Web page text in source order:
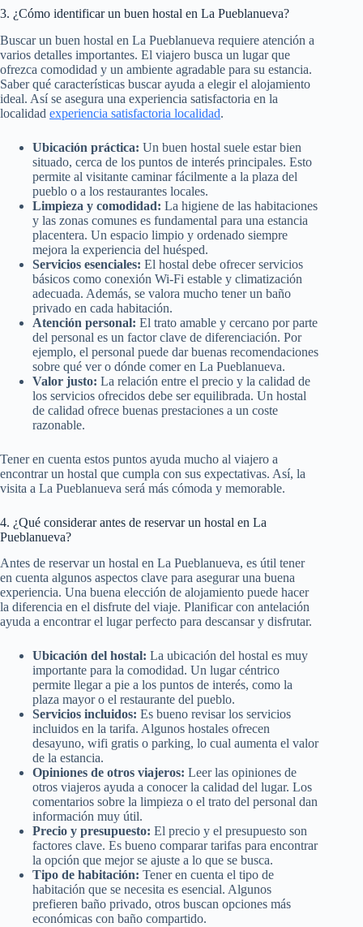
3. ¿Cómo identificar un buen hostal en La Pueblanueva?
Buscar un buen hostal en La Pueblanueva requiere atención a
varios detalles importantes. El viajero busca un lugar que
ofrezca comodidad y un ambiente agradable para su estancia.
Saber qué características buscar ayuda a elegir el alojamiento
ideal. Así se asegura una experiencia satisfactoria en la
localidad experiencia satisfactoria localidad.
Ubicación práctica: Un buen hostal suele estar bien
situado, cerca de los puntos de interés principales. Esto
permite al visitante caminar fácilmente a la plaza del
pueblo o a los restaurantes locales.
Limpieza y comodidad: La higiene de las habitaciones
y las zonas comunes es fundamental para una estancia
placentera. Un espacio limpio y ordenado siempre
mejora la experiencia del huésped.
Servicios esenciales: El hostal debe ofrecer servicios
básicos como conexión Wi-Fi estable y climatización
adecuada. Además, se valora mucho tener un baño
privado en cada habitación.
Atención personal: El trato amable y cercano por parte
del personal es un factor clave de diferenciación. Por
ejemplo, el personal puede dar buenas recomendaciones
sobre qué ver o dónde comer en La Pueblanueva.
Valor justo: La relación entre el precio y la calidad de
los servicios ofrecidos debe ser equilibrada. Un hostal
de calidad ofrece buenas prestaciones a un coste
razonable.
Tener en cuenta estos puntos ayuda mucho al viajero a
encontrar un hostal que cumpla con sus expectativas. Así, la
visita a La Pueblanueva será más cómoda y memorable.
4. ¿Qué considerar antes de reservar un hostal en La
Pueblanueva?
Antes de reservar un hostal en La Pueblanueva, es útil tener
en cuenta algunos aspectos clave para asegurar una buena
experiencia. Una buena elección de alojamiento puede hacer
la diferencia en el disfrute del viaje. Planificar con antelación
ayuda a encontrar el lugar perfecto para descansar y disfrutar.
Ubicación del hostal: La ubicación del hostal es muy
importante para la comodidad. Un lugar céntrico
permite llegar a pie a los puntos de interés, como la
plaza mayor o el restaurante del pueblo.
Servicios incluidos: Es bueno revisar los servicios
incluidos en la tarifa. Algunos hostales ofrecen
desayuno, wifi gratis o parking, lo cual aumenta el valor
de la estancia.
Opiniones de otros viajeros: Leer las opiniones de
otros viajeros ayuda a conocer la calidad del lugar. Los
comentarios sobre la limpieza o el trato del personal dan
información muy útil.
Precio y presupuesto: El precio y el presupuesto son
factores clave. Es bueno comparar tarifas para encontrar
la opción que mejor se ajuste a lo que se busca.
Tipo de habitación: Tener en cuenta el tipo de
habitación que se necesita es esencial. Algunos
prefieren baño privado, otros buscan opciones más
económicas con baño compartido.